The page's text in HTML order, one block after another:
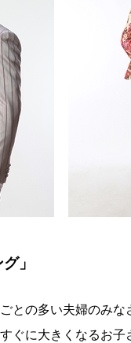
」
との多い夫婦のみな
ぐに大きくなるお子